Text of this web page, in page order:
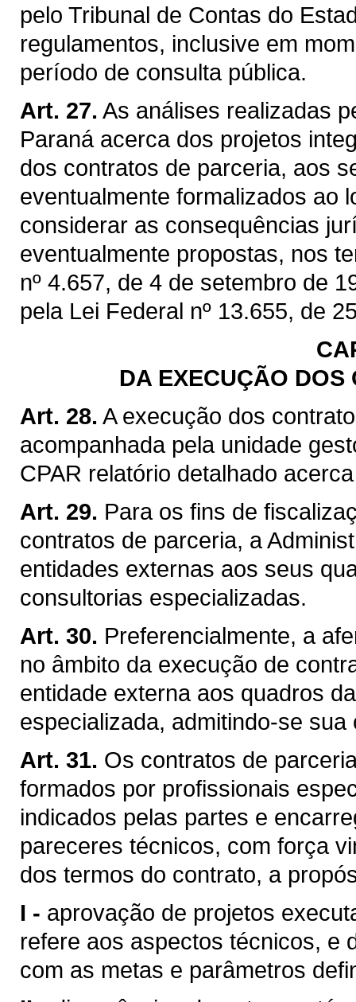
pelo Tribunal de Contas do
regulamentos, inclusive em
período de consulta pública.
Art. 27. As análises realizadas
Paraná acerca dos projetos
dos contratos de parceria, aos
eventualmente formalizados ao
considerar as consequências
eventualmente propostas, nos
nº 4.657, de 4 de setembro de
pela Lei Federal nº 13.655, de
DA EXECUÇÃO DOS
Art. 28. A execução dos
acompanhada pela unidade
CPAR relatório detalhado
Art. 29. Para os fins de
contratos de parceria, a
entidades externas aos seus
consultorias especializadas.
Art. 30. Preferencialmente, a
no âmbito da execução de
entidade externa aos quadros
especializada, admitindo-se
Art. 31. Os contratos de
formados por profissionais
indicados pelas partes e
pareceres técnicos, com força
dos termos do contrato, a
I - aprovação de projetos
refere aos aspectos técnicos, e
com as metas e parâmetros